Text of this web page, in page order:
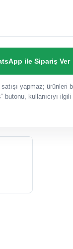
ile Sipariş Ver
yapmaz; ürünleri
butonu, kullanıcıyı